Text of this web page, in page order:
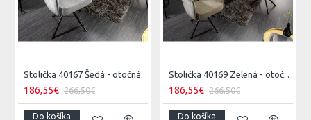
Stolička 40167 Šedá - otočná
186,55€ 266,50€
Do košíka
Stolička 40169 Zelená - otočná
186,55€ 266,50€
Do košíka